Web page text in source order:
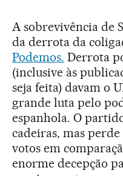
A sobrevivência de
da derrota da
Podemos. Derrota
(inclusive às
seja feita) davam o
grande luta pelo
espanhola. O
cadeiras, mas
votos em
enorme decepção